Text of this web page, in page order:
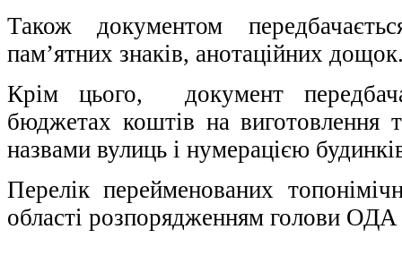
Також документом
пам’ятних знаків, анотаційних
Крім цього, документ
бюджетах коштів на виготовлення
назвами вулиць і нумерацією
Перелік перейменованих
області розпорядженням голови